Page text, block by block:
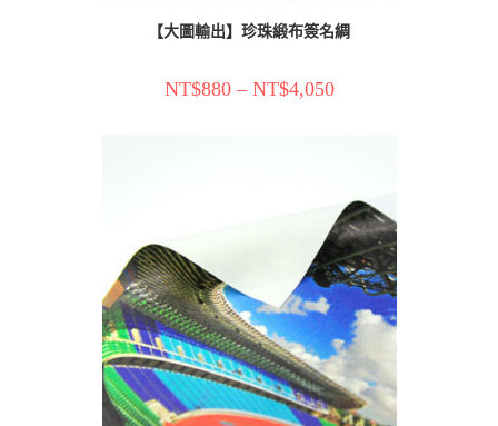
【大圖輸出】珍珠緞布簽名綢
NT$880– NT$4,050